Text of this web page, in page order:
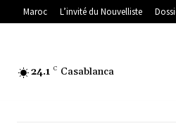
Maroc L’invité du Nouvelliste
24.1 C Casablanca